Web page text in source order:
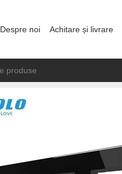
Despre noi Achitare și livrare